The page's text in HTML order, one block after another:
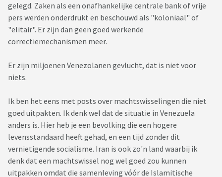
gelegd. Zaken als een onafhankelijke centrale bank of vrije
pers werden onderdrukt en beschouwd als "koloniaal" of
"elitair". Er zijn dan geen goed werkende
correctiemechanismen meer.
Er zijn miljoenen Venezolanen gevlucht, dat is niet voor
niets.
Ik ben het eens met posts over machtswisselingen die niet
goed uitpakten. Ik denk wel dat de situatie in Venezuela
anders is. Hier heb je een bevolking die een hogere
levensstandaard heeft gehad, en een tijd zonder dit
vernietigende socialisme. Iran is ook zo'n land waarbij ik
denk dat een machtswissel nog wel goed zou kunnen
uitpakken omdat die samenleving vóór de Islamitische